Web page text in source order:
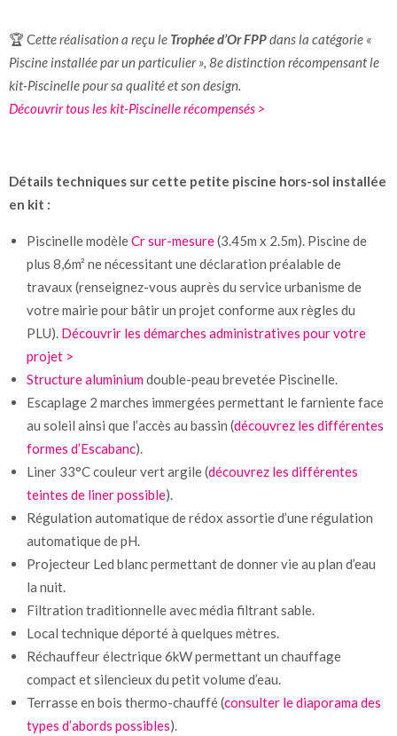
🏆 Cette réalisation a reçu le Trophée d’Or FPPdans la catégorie «
Piscine installée par un particulier », 8e distinction récompensant le
kit-Piscinelle pour sa qualité et son design.
Découvrir tous les kit-Piscinelle récompensés >
Détails techniques sur cette petite piscine hors-sol installée
en kit :
Piscinelle modèleCr sur-mesure(3.45m x 2.5m). Piscine de
plus 8,6m² ne nécessitant une déclaration préalable de
travaux (renseignez-vous auprès du service urbanisme de
votre mairie pour bâtir un projet conforme aux règles du
PLU). Découvrir les démarches administratives pour votre
projet >
Structure aluminiumdouble-peau brevetée Piscinelle.
Escaplage 2 marches immergées permettant le farniente face
au soleil ainsi que l’accès au bassin (découvrez les différentes
formes d’Escabanc).
Liner 33°C couleur vert argile (découvrez les différentes
teintes de liner possible).
Régulation automatique de rédox assortie d’une régulation
automatique de pH.
Projecteur Led blanc permettant de donner vie au plan d’eau
la nuit.
Filtration traditionnelle avec média filtrant sable.
Local technique déporté à quelques mètres.
Réchauffeur électrique 6kW permettant un chauffage
compact et silencieux du petit volume d’eau.
Terrasse en bois thermo-chauffé (consulter le diaporama des
types d’abords possibles).